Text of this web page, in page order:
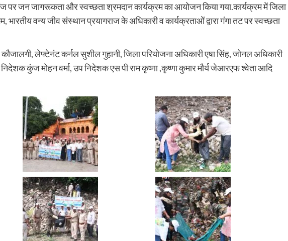
पर जन जागरूकता और स्वच्छता श्रमदान कार्यक्रम का आयोजन किया गया.कार्यक्रम में जिला
भारतीय वन्य जीव संस्थान प्रयागराज के अधिकारी व कार्यक्रताओं द्वारा गंगा तट पर स्वच्छता
लेफ्टेनंट कर्नल सुशील गुहानी, जिला परियोजना अधिकारी एषा सिंह, जोनल अधिकारी
कुंज मोहन वर्मा, उप निदेशक एस पी राम कृष्णा ,कृष्णा कुमार मौर्य जेआरएफ श्वेता आदि